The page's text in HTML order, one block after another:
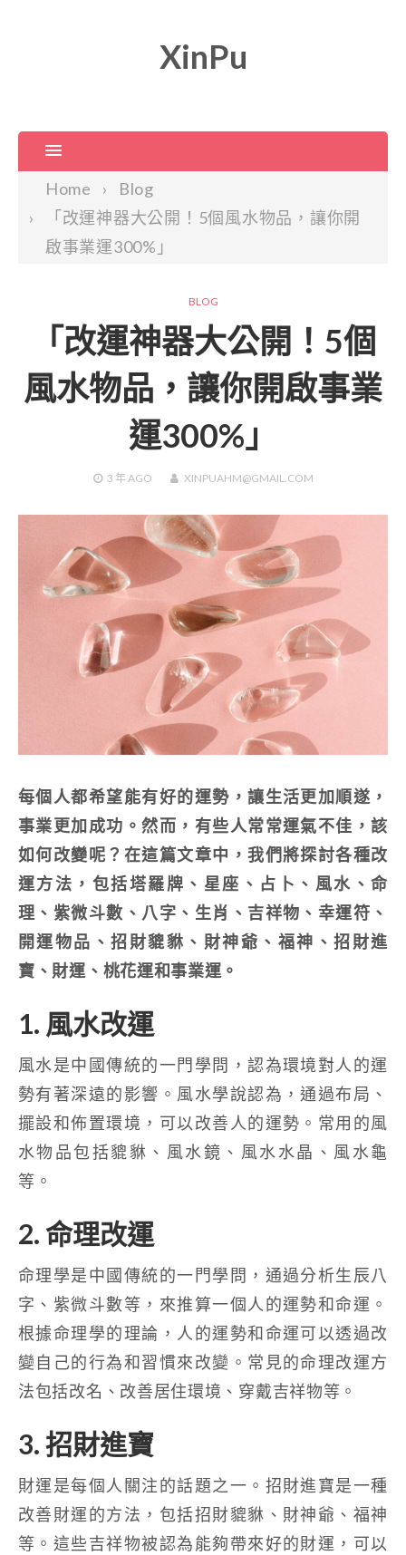
XinPu
Home
Blog
「改運神器大公開！5個風水物品，讓你開
啟事業運300%」
BLOG
「改運神器大公開！5個
風水物品，讓你開啟事業
運300%」
3 年AGO XINPUAHM@GMAIL.COM
每個人都希望能有好的運勢，讓生活更加順遂，
事業更加成功。然而，有些人常常運氣不佳，該
如何改變呢？在這篇文章中，我們將探討各種改
運方法，包括塔羅牌、星座、占卜、風水、命
理、紫微斗數、八字、生肖、吉祥物、幸運符、
開運物品、招財貔貅、財神爺、福神、招財進
寶、財運、桃花運和事業運。
1. 風水改運
風水是中國傳統的一門學問，認為環境對人的運
勢有著深遠的影響。風水學說認為，通過布局、
擺設和佈置環境，可以改善人的運勢。常用的風
水物品包括貔貅、風水鏡、風水水晶、風水龜
等。
2. 命理改運
命理學是中國傳統的一門學問，通過分析生辰八
字、紫微斗數等，來推算一個人的運勢和命運。
根據命理學的理論，人的運勢和命運可以透過改
變自己的行為和習慣來改變。常見的命理改運方
法包括改名、改善居住環境、穿戴吉祥物等。
3. 招財進寶
財運是每個人關注的話題之一。招財進寶是一種
改善財運的方法，包括招財貔貅、財神爺、福神
等。這些吉祥物被認為能夠帶來好的財運，可以